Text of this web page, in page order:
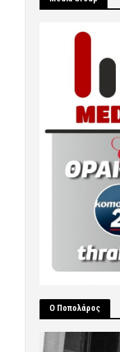
Ο Ποπολάρος